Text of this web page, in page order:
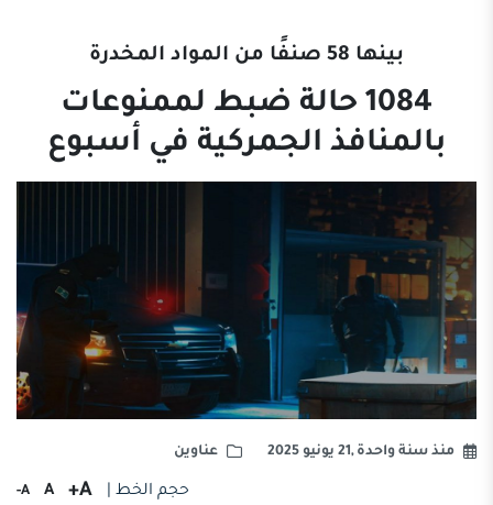
بينها 58 صنفًا من المواد المخدرة
1084 حالة ضبط لممنوعات
بالمنافذ الجمركية في أسبوع
منذ سنة واحدة ,21 يونيو 2025 عناوين
حجم الخط | A+
A
A-